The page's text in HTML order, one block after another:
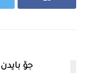
جۆ بایدن